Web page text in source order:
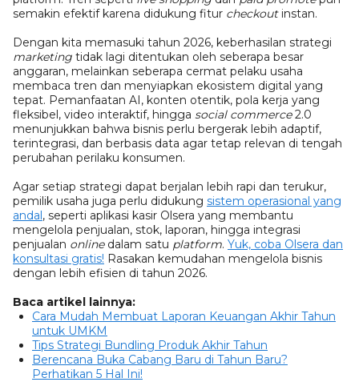
semakin efektif karena didukung fitur checkout instan.
Dengan kita memasuki tahun 2026, keberhasilan strategi
marketing tidak lagi ditentukan oleh seberapa besar
anggaran, melainkan seberapa cermat pelaku usaha
membaca tren dan menyiapkan ekosistem digital yang
tepat. Pemanfaatan AI, konten otentik, pola kerja yang
fleksibel, video interaktif, hingga social commerce2.0
menunjukkan bahwa bisnis perlu bergerak lebih adaptif,
terintegrasi, dan berbasis data agar tetap relevan di tengah
perubahan perilaku konsumen.
Agar setiap strategi dapat berjalan lebih rapi dan terukur,
pemilik usaha juga perlu didukung sistem operasional yang
andal, seperti aplikasi kasir Olsera yang membantu
mengelola penjualan, stok, laporan, hingga integrasi
penjualan online dalam satu platform. Yuk, coba Olsera dan
konsultasi gratis! Rasakan kemudahan mengelola bisnis
dengan lebih efisien di tahun 2026.
Baca artikel lainnya:
Cara Mudah Membuat Laporan Keuangan Akhir Tahun
untuk UMKM
Tips Strategi Bundling Produk Akhir Tahun
Berencana Buka Cabang Baru di Tahun Baru?
Perhatikan 5 Hal Ini!